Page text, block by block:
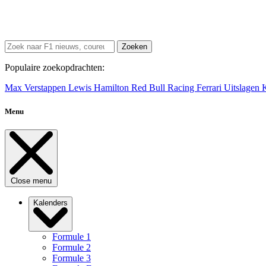
Zoeken
Populaire zoekopdrachten:
Max Verstappen Lewis Hamilton Red Bull Racing Ferrari Uitslagen
Menu
Close menu
Kalenders
Formule 1
Formule 2
Formule 3